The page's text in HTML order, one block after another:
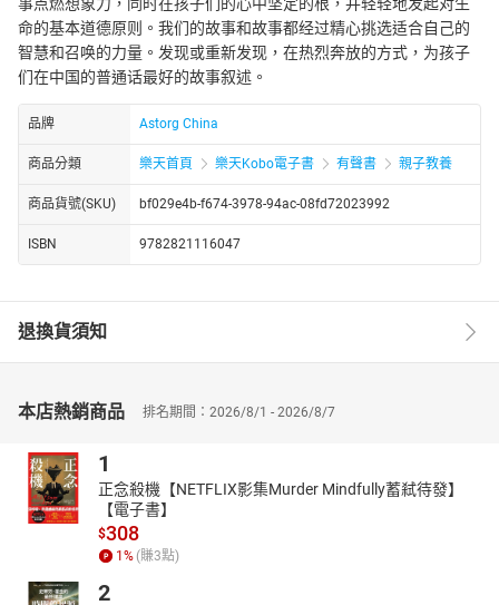
命的基本道德原则。我们的故事和故事都经过精心挑选适合自己的
智慧和召唤的力量。发现或重新发现，在热烈奔放的方式，为孩子
们在中国的普通话最好的故事叙述。
品牌 Astorg China
商品分類 樂天首頁 樂天Kobo電子書 有聲書 親子教養
商品貨號(SKU) bf029e4b-f674-3978-94ac-08fd72023992
ISBN 9782821116047
退換貨須知
本店熱銷商品 排名期間：2026/8/1 - 2026/8/7
1
正念殺機【NETFLIX影集Murder Mindfully蓄弒待發】
【電子書】
$308
1% (賺3點)
2